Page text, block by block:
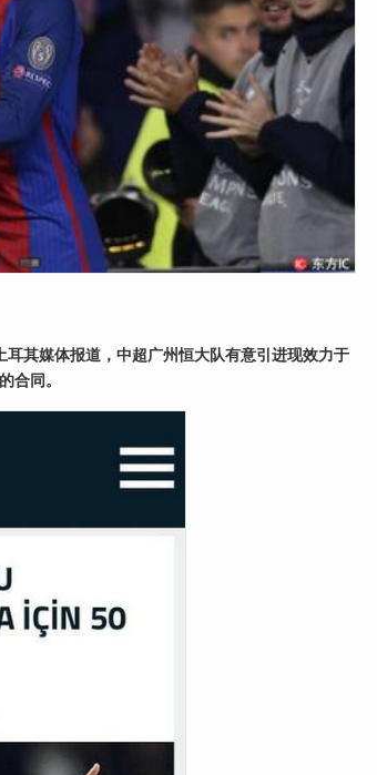
耳其媒体报道，中超广州恒大队有意引进现效力于
合同。